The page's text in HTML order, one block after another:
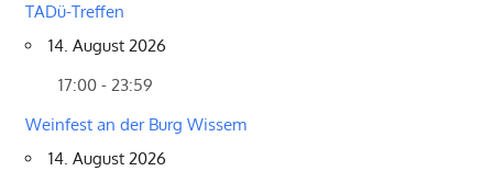
TADü-Treffen
14. August 2026
17:00 - 23:59
Weinfest an der Burg Wissem
14. August 2026